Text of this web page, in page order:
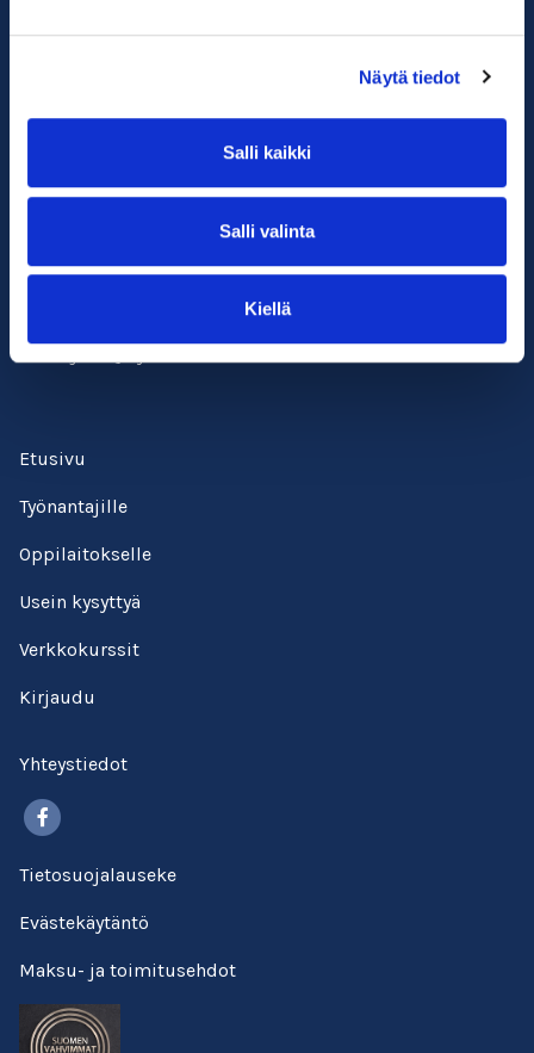
Näytä tiedot
Salli kaikki
Salli valinta
Kiellä
Suomen ympäristöopisto SYKLI
Esterinportti 1, 3. krs.
Etusivu
Työnantajille
Oppilaitokselle
Usein kysyttyä
Verkkokurssit
Kirjaudu
Yhteystiedot
Tietosuojalauseke
Evästekäytäntö
Maksu- ja toimitusehdot